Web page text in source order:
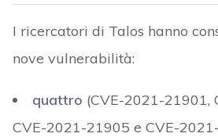
I ricercatori di Talos hanno
nove vulnerabilità:
quattro (CVE-2021-21901,
CVE-2021-21905 e CVE-